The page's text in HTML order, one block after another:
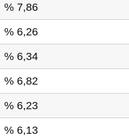
% 7,86
% 6,26
% 6,34
% 6,82
% 6,23
% 6,13